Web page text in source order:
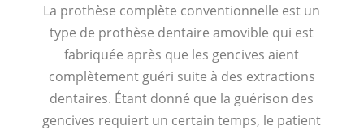
La prothèse complète conventionnelle est un
type de prothèse dentaire amovible qui est
fabriquée après que les gencives aient
complètement guéri suite à des extractions
dentaires. Étant donné que la guérison des
gencives requiert un certain temps, le patient